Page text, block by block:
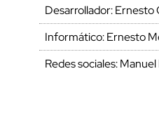
Desarrollador: Ernesto
Informático: Ernesto
Redes sociales: